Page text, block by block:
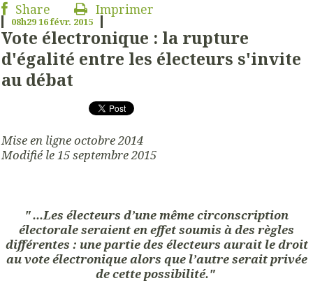
Share Imprimer
08h2916févr. 2015
Vote électronique : la rupture
d'égalité entre les électeurs s'invite
au débat
Mise en ligne octobre 2014
Modifié le 15 septembre 2015
" ...Les électeurs d’une même circonscription
électorale seraient en effet soumis à des règles
différentes : une partie des électeurs aurait le droit
au vote électronique alors que l’autre serait privée
de cette possibilité."